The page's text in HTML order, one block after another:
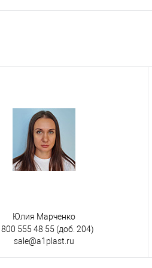
на колесах
Юлия Марченко
555 48 55(доб. 204)
sale@a1plast.ru